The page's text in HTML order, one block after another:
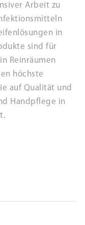
Arbeit zu
in
sind für
Reinräumen
höchste
auf Qualität und
Handpflege in